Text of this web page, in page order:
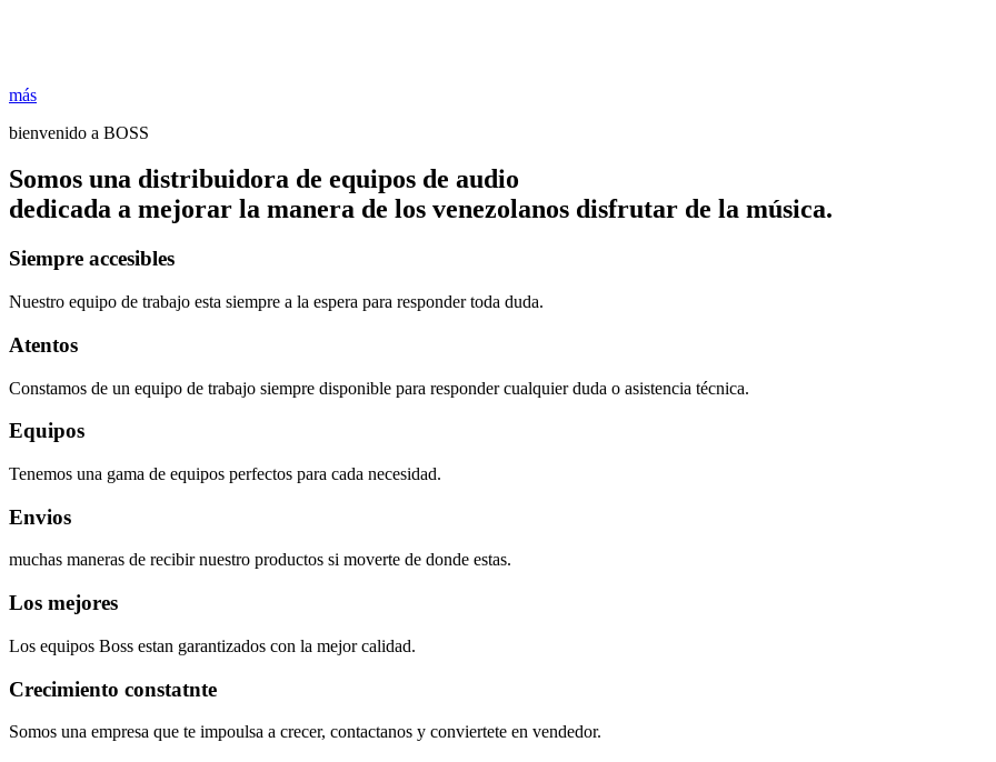
más
bienvenido a BOSS
Somos una distribuidora de equipos de audio
dedicada a mejorar la manera de los venezolanos disfrutar de la música.
Siempre accesibles
Nuestro equipo de trabajo esta siempre a la espera para responder toda duda.
Atentos
Constamos de un equipo de trabajo siempre disponible para responder cualquier duda o asistencia técnica.
Equipos
Tenemos una gama de equipos perfectos para cada necesidad.
Envios
muchas maneras de recibir nuestro productos si moverte de donde estas.
Los mejores
Los equipos Boss estan garantizados con la mejor calidad.
Crecimiento constatnte
Somos una empresa que te impoulsa a crecer, contactanos y conviertete en vendedor.